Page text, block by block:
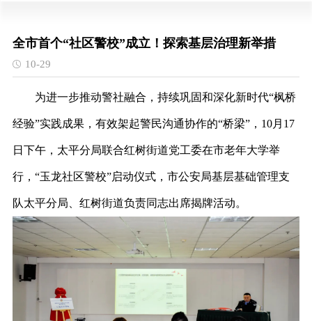
全市首个“社区警校”成立！探索基层治理新举措
10-29
为进一步推动警社融合，持续巩固和深化新时代“枫桥
经验”实践成果，有效架起警民沟通协作的“桥梁”，10月17
日下午，太平分局联合红树街道党工委在市老年大学举
行，“玉龙社区警校”启动仪式，市公安局基层基础管理支
队太平分局、红树街道负责同志出席揭牌活动。